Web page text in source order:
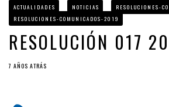
Resultados LIVE IV Escalafón Nacional
Resolución 027 2019
Epee Grand Prix 2023 – Cali,
ACTUALIDADES NOTICIAS
RESOLUCIONES-
RESOLUCIONES-COMUNICADOS-2019
RESOLUCIÓN 017
7 AÑOS ATRÁS